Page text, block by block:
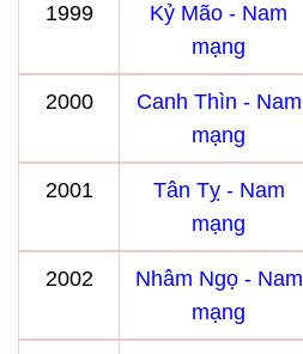
1999
Kỷ Mão - Nam
mạng
2000
Canh Thìn - Nam
mạng
2001
Tân Tỵ - Nam
mạng
2002
Nhâm Ngọ - Nam
mạng